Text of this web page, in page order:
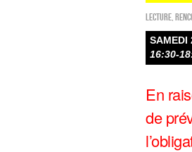
Lecture
SAMEDI
16:30-
En
de